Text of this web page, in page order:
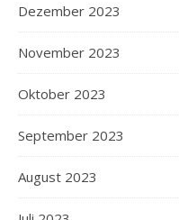
Dezember 2023
November 2023
Oktober 2023
September 2023
August 2023